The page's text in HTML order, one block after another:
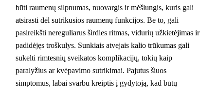
būti raumenų silpnumas, nuovargis ir mėšlungis, kuris gali
atsirasti dėl sutrikusios raumenų funkcijos. Be to, gali
pasireikšti nereguliarus širdies ritmas, vidurių užkietėjimas ir
padidėjęs troškulys. Sunkiais atvejais kalio trūkumas gali
sukelti rimtesnių sveikatos komplikacijų, tokių kaip
paralyžius ar kvėpavimo sutrikimai. Pajutus šiuos
simptomus, labai svarbu kreiptis į gydytoją, kad būtų